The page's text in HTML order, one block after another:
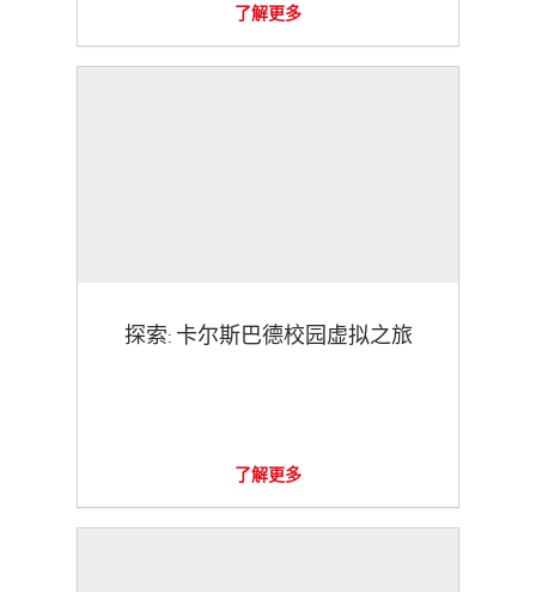
了解更多
探索: 卡尔斯巴德校园虚拟之旅
了解更多